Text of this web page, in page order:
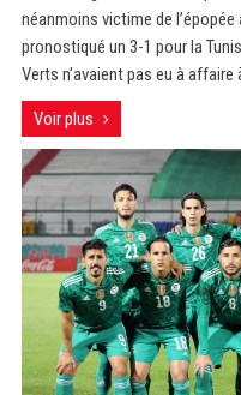
néanmoins victime de
pronostiqué un 3-1 pour la
Verts n’avaient pas eu à
Voir plus